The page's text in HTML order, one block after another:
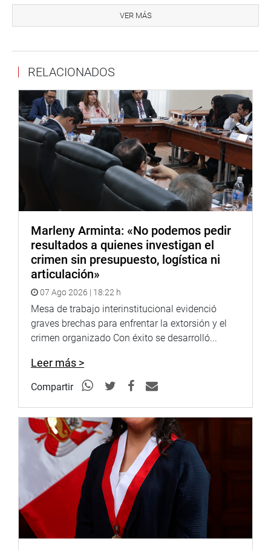
El pedido de la parlamentaria también incluye que se
incorpore «también un análisis del impacto social de
oportuno mostrar nuestra preocupación respecto a la
referida reducción, toda vez que la leche es un alimento
con un elevado valor nutricional e irremplazable en una
dieta saludable de las niñas y niños beneficiarios».
«El presente requerimiento se formula al amparo del
artículo 69 del Reglamento del Congreso de la República
«, concluyó la legisladora.
Lima, 24 de enero de 2024
LUMBRERAS
VER MÁS
RELACIONADOS
Marleny Arminta: «No podemos pedir
resultados a quienes investigan el
crimen sin presupuesto, logística ni
articulación»
07 Ago 2026 | 18:22 h
Mesa de trabajo interinstitucional evidenció
graves brechas para enfrentar la extorsión y el
crimen organizado Con éxito se desarrolló...
Leer más >
Compartir